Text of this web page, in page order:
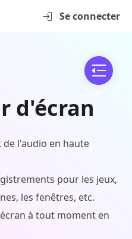
Se connecter
d'écran
de l'audio en haute
pour les jeux,
les fenêtres, etc.
à tout moment en